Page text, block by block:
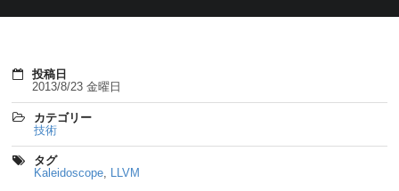
投稿日
2013/8/23 金曜日
カテゴリー
技術
タグ
Kaleidoscope, LLVM